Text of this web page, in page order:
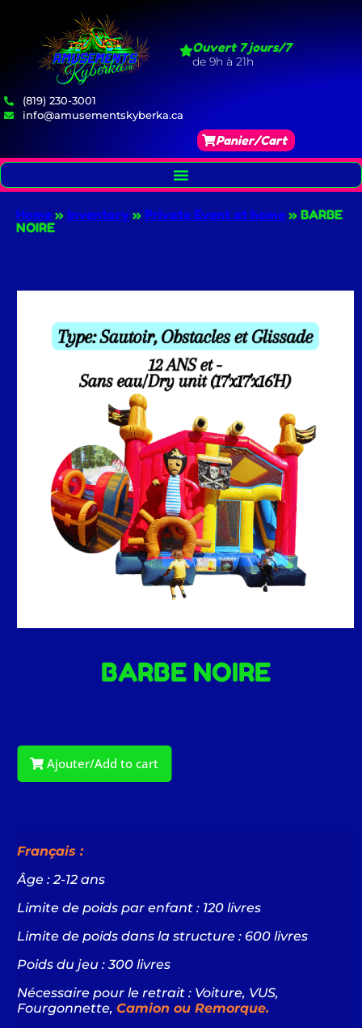
Ouvert 7 jours/7
de 9h à 21h
(819) 230-3001
info@amusementskyberka.ca
Panier/Cart
Home » Inventory » Private Event at home » BARBE
NOIRE
BARBE NOIRE
Ajouter/Add to cart
Français :
Âge : 2-12 ans
Limite de poids par enfant : 120 livres
Limite de poids dans la structure : 600 livres
Poids du jeu : 300 livres
Nécessaire pour le retrait : Voiture, VUS,
Fourgonnette,Camion ou Remorque.